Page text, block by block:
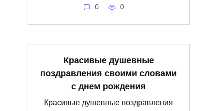
0 0
Красивые душевные
поздравления своими словами
с днем рождения
Красивые душевные поздравления